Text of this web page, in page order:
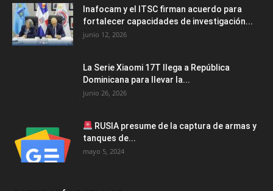
Inafocam y el ITSC firman acuerdo para
fortalecer capacidades de investigación...
junio 12, 2026
La Serie Xiaomi 17T llega a República
Dominicana para llevar la...
junio 26, 2026
RUSIA presume de la captura de armas y
tanques de...
mayo 5, 2024